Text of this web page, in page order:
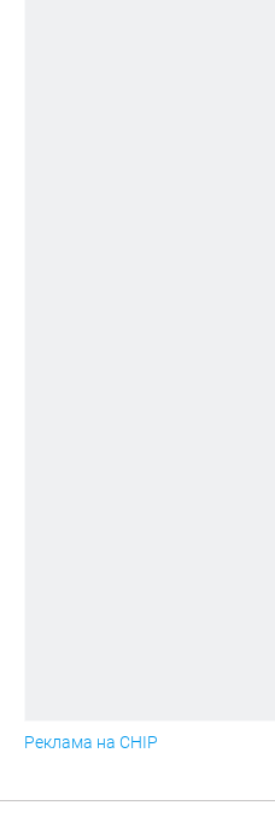
Реклама на CHIP